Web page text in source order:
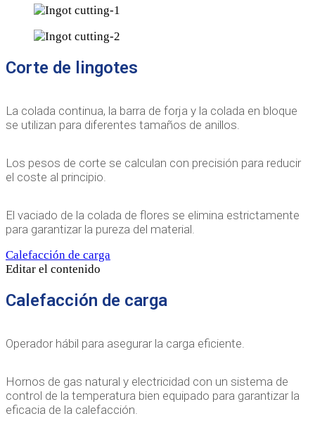
Corte de lingotes
La colada continua, la barra de forja y la colada en bloque
se utilizan para diferentes tamaños de anillos.
Los pesos de corte se calculan con precisión para reducir
el coste al principio.
El vaciado de la colada de flores se elimina estrictamente
para garantizar la pureza del material.
Calefacción de carga
Editar el contenido
Calefacción de carga
Operador hábil para asegurar la carga eficiente.
Hornos de gas natural y electricidad con un sistema de
control de la temperatura bien equipado para garantizar la
eficacia de la calefacción.